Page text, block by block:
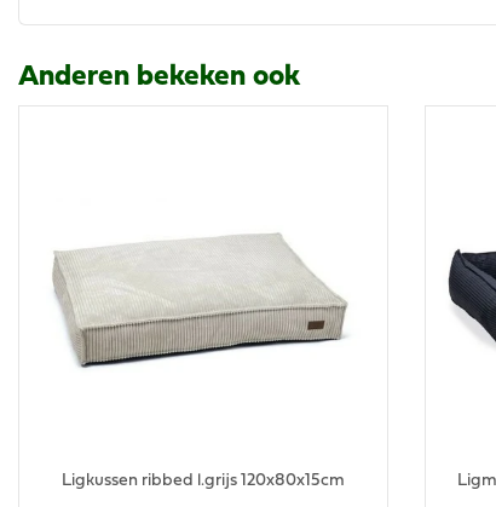
Anderen bekeken ook
Ligkussen ribbed l.grijs 120x80x15cm